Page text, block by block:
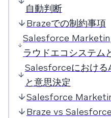
自動判断
Brazeでの制約事項
Salesforce
ラウドエコシステム
Salesforceにおける
と意思決定
Salesforce
Braze vs